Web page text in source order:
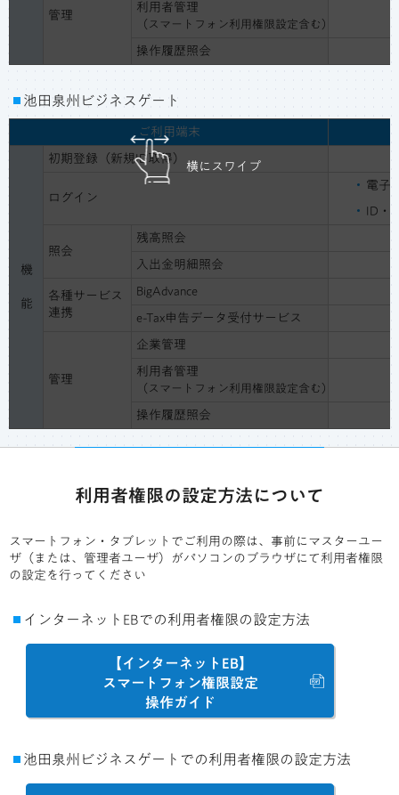
管理
利用者管理
（スマートフォン利用権限設定含む）
操作履歴照会
池田泉州ビジネスゲート
ご利用端末
機
能
初期登録（新規ID取得）
ログイン
電子
ID・
照会
残高照会
入出金明細照会
各種サービス
連携
BigAdvance
e-Tax申告データ受付サービス
管理
企業管理
利用者管理
（スマートフォン利用権限設定含む）
操作履歴照会
横にスワイプ
利用者権限の設定方法について
スマートフォン・タブレットでご利用の際は、事前にマスターユー
ザ（または、管理者ユーザ）がパソコンのブラウザにて利用者権限
の設定を行ってください
インターネットEBでの利用者権限の設定方法
【インターネットEB】
スマートフォン権限設定
操作ガイド
池田泉州ビジネスゲートでの利用者権限の設定方法